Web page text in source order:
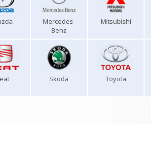
Mercedes-
Benz
Mitsubishi
Skoda Toyota